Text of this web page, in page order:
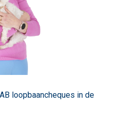
loopbaancheques in de